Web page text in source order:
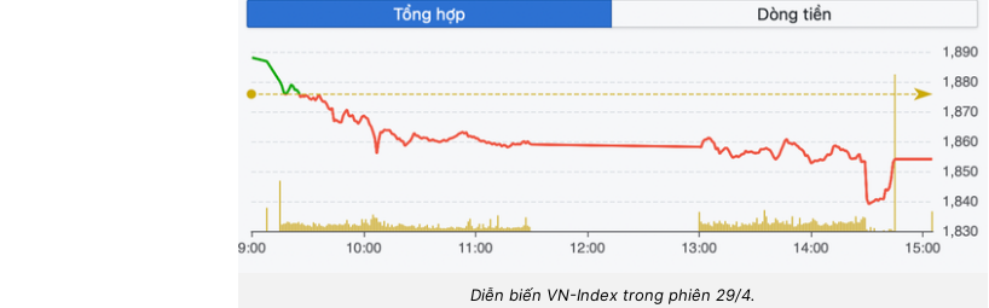
Diễn biến VN-Index trong phiên 29/4.